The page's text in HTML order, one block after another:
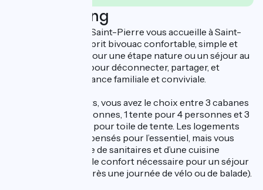
Beschreibung
Le Pied-à-Terre de Saint-Pierre vous accueille à Saint-
Montan dans un esprit bivouac confortable, simple et
authentique, idéal pour une étape nature ou un séjour au
calme. Ici, on vient pour déconnecter, partager, et
profiter d’une ambiance familiale et conviviale.
Côté hébergements, vous avez le choix entre 3 cabanes
en bois pour 2 personnes, 1 tente pour 4 personnes et 3
emplacements nus pour toile de tente. Les logements
sont minimalistes, pensés pour l’essentiel, mais vous
bénéficiez sur place de sanitaires et d’une cuisine
partagée avec tout le confort nécessaire pour un séjour
pratique (parfait après une journée de vélo ou de balade).